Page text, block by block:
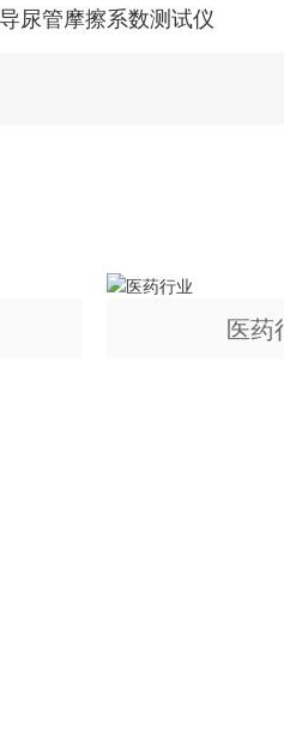
尿管摩擦系数测试仪
医药